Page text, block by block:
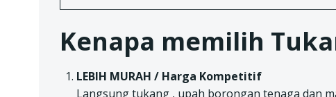
Kenapa memilih
LEBIH MURAH / Harga Kompetitif
Langsung tukang , upah borongan tenaga dan